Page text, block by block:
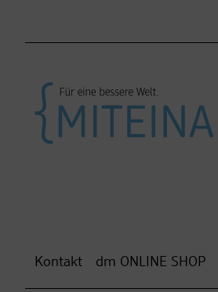
Kontakt dm ONLINE SHOP